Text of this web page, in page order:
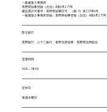
一級建築士事務所
長野県知事登録（北信）A第68271号
建設業許可番号：長野県知事許可 （般-3）第20186号
一級建築士事務所登録：長野県知事登録（北信）A第68271号
取引銀行
長野銀行、八十二銀行、長野信用金庫、長野県信用組合
営業時間
9:00～18:00
定休日
毎週水曜日